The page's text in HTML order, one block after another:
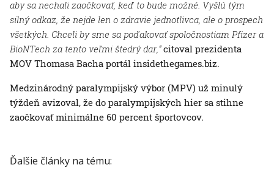
aby sa nechali zaočkovať, keď to bude možné. Vyšlú tým
silný odkaz, že nejde len o zdravie jednotlivca, ale o prospech
všetkých. Chceli by sme sa poďakovať spoločnostiam Pfizer a
BioNTech za tento veľmi štedrý dar,“citoval prezidenta
MOV Thomasa Bacha portál insidethegames.biz.
Medzinárodný paralympijský výbor (MPV) už minulý
týždeň avizoval, že do paralympijských hier sa stihne
zaočkovať minimálne 60 percent športovcov.
Ďalšie články na tému: